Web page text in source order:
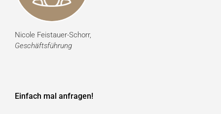
Nicole Feistauer-Schorr,
Geschäftsführung
Einfach mal anfragen!